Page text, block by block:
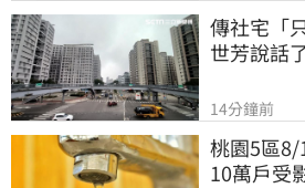
傳社宅「
世芳說話
14分鐘前
桃園5區8/
10萬戶受